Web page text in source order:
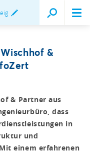
&
& Partner aus
dass
in
und
einem erfahrenen